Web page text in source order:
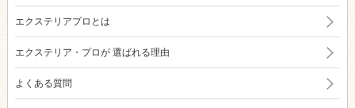
エクステリアプロとは
エクステリア・プロが選ばれる理由
よくある質問